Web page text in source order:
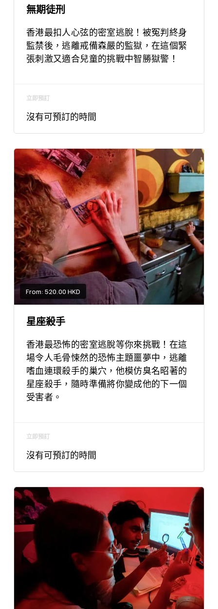
無期徒刑
香港最扣人心弦的密室逃脫！被冤判終身
監禁後，逃離戒備森嚴的監獄，在這個緊
張刺激又適合兒童的挑戰中智勝獄警！
立即預訂
沒有可預訂的時間
From: 520.00 HKD
星座殺手
香港最恐怖的密室逃脫等你來挑戰！在這
場令人毛骨悚然的恐怖主題噩夢中，逃離
嗜血連環殺手的巢穴，他模仿臭名昭著的
星座殺手，隨時準備將你變成他的下一個
受害者。
立即預訂
沒有可預訂的時間